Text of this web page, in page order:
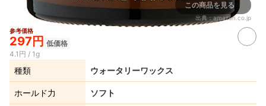
この商品を見る
出典：amazon.co.jp
参考価格
297円 低価格
4.1円 / 1g
種類 ウォータリーワックス
ホールド力 ソフト